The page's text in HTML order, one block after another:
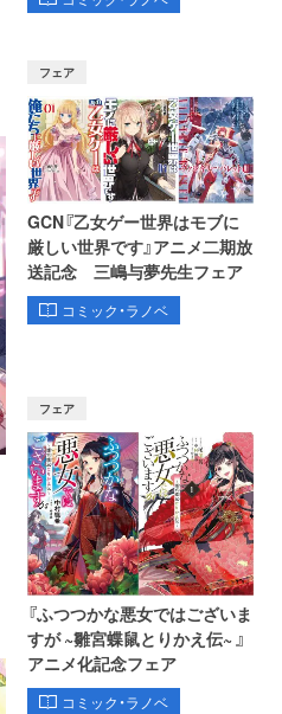
フェア
GCN『乙女ゲー世界はモブに
厳しい世界です』アニメ二期放
送記念 三嶋与夢先生フェア
コミック・ラノベ
フェア
『ふつつかな悪女ではございま
すが ~雛宮蝶鼠とりかえ伝~ 』
アニメ化記念フェア
コミック・ラノベ